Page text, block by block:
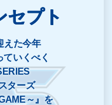
セプト
えた今年
いくべく
ターズ
～』を